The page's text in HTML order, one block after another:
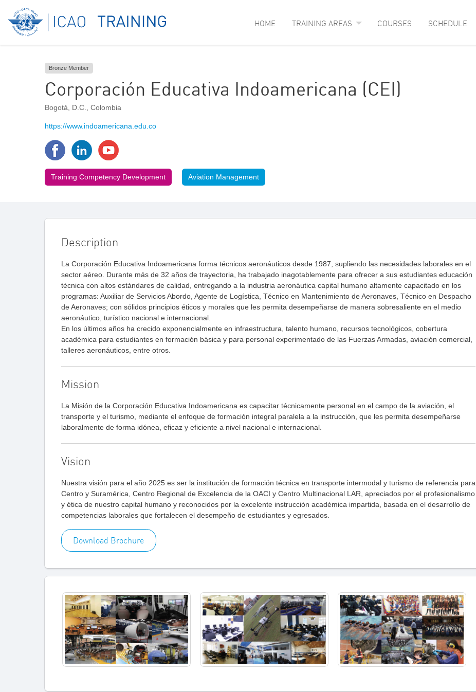
HOME TRAINING AREAS COURSES SCHEDULE
Bronze Member
Corporación Educativa Indoamericana (CEI)
Bogotá, D.C., Colombia
https://www.indoamericana.edu.co
Training Competency Development Aviation Management
Description
La Corporación Educativa Indoamericana forma técnicos aeronáuticos desde 1987, supliendo las necesidades laborales en el
sector aéreo. Durante más de 32 años de trayectoria, ha trabajado inagotablemente para ofrecer a sus estudiantes educación
técnica con altos estándares de calidad, entregando a la industria aeronáutica capital humano altamente capacitado en los
programas: Auxiliar de Servicios Abordo, Agente de Logística, Técnico en Mantenimiento de Aeronaves, Técnico en Despacho
de Aeronaves; con sólidos principios éticos y morales que les permita desempeñarse de manera sobresaliente en el medio
aeronáutico, turístico nacional e internacional.
En los últimos años ha crecido exponencialmente en infraestructura, talento humano, recursos tecnológicos, cobertura
académica para estudiantes en formación básica y para personal experimentado de las Fuerzas Armadas, aviación comercial,
talleres aeronáuticos, entre otros.
Mission
La Misión de la Corporación Educativa Indoamericana es capacitar técnicamente personal en el campo de la aviación, el
transporte y el turismo, mediante el enfoque de formación integral paralela a la instrucción, que les permita desempeñarse
laboralmente de forma idónea, eficaz y eficiente a nivel nacional e internacional.
Vision
Nuestra visión para el año 2025 es ser la institución de formación técnica en transporte intermodal y turismo de referencia para
Centro y Suramérica, Centro Regional de Excelencia de la OACI y Centro Multinacional LAR, apreciados por el profesionalismo
y ética de nuestro capital humano y reconocidos por la excelente instrucción académica impartida, basada en el desarrollo de
competencias laborales que fortalecen el desempeño de estudiantes y egresados.
Download Brochure